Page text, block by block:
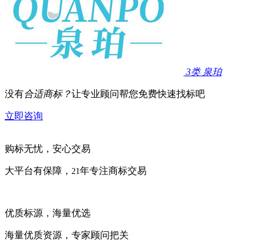
3类 泉珀
没有合适商标？让专业顾问帮您免费快速找标吧
立即咨询
购标无忧，安心交易
大平台有保障， 21年专注商标交易
优质标源，海量优选
海量优质资源，专家顾问把关